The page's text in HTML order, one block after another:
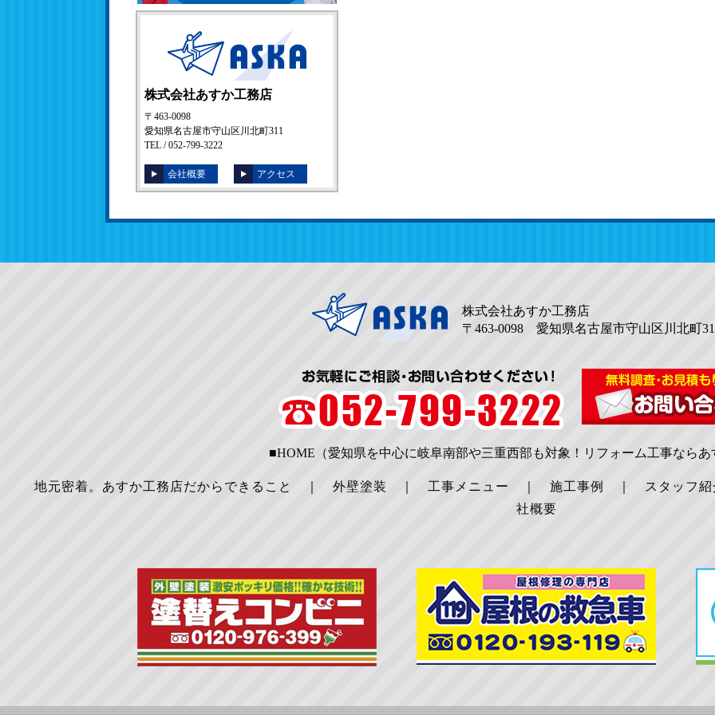
株式会社あすか工務店
〒463-0098
愛知県名古屋市守山区川北町311
TEL / 052-799-3222
会社概要 アクセス
株式会社あすか工務店
〒463-0098 愛知県名古屋市守山区川北町
■HOME（愛知県を中心に岐阜南部や三重西部も対象！リフォーム工事ならあ
地元密着。あすか工務店だからできること 外壁塗装 工事メニュー 施工事例
スタッフ
社概要